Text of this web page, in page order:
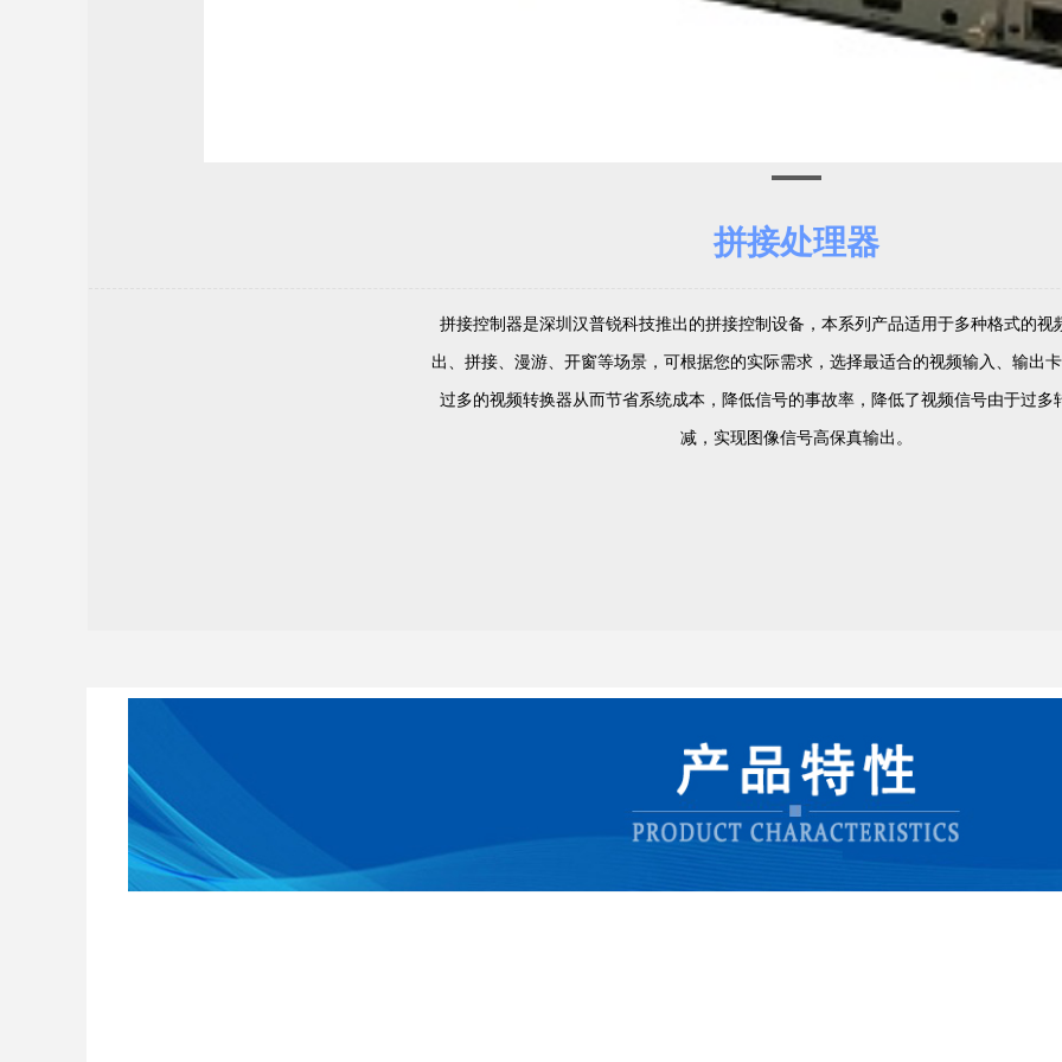
拼接处理器
拼接控制器是深圳汉普锐科技推出的拼接控制设备，本系列产品适用于多种格式的视
出、拼接、漫游、开窗等场景，可根据您的实际需求，选择最适合的视频输入、输出
过多的视频转换器从而节省系统成本，降低信号的事故率，降低了视频信号由于过多
减，实现图像信号高保真输出。